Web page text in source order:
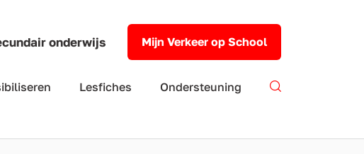
onderwijs Mijn Verkeer op School
Lesfiches Ondersteuning